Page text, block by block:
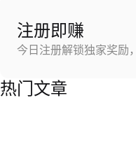
注册即赚
今日注册解锁独家奖励
热门文章